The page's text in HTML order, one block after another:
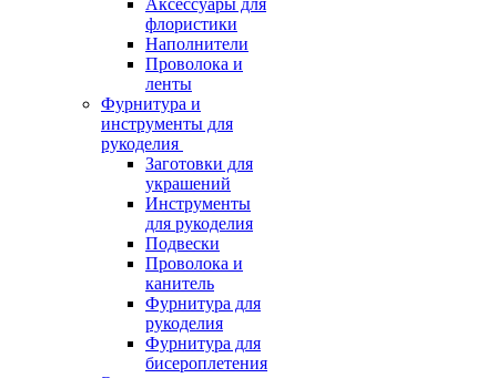
Аксессуары для
флористики
Наполнители
Проволока и
ленты
Фурнитура и
инструменты для
рукоделия
Заготовки для
украшений
Инструменты
для рукоделия
Подвески
Проволока и
канитель
Фурнитура для
рукоделия
Фурнитура для
бисероплетения